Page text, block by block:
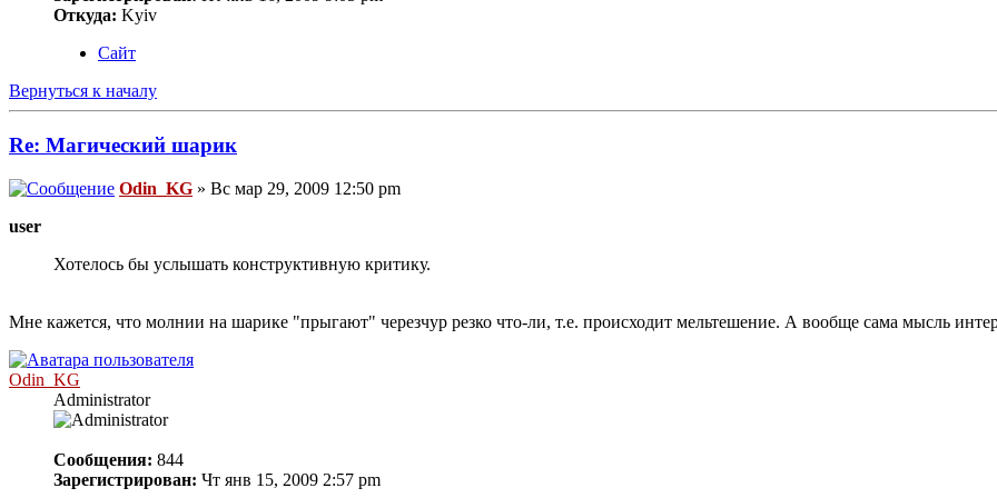
Откуда: Kyiv
Сайт
Вернуться к началу
Re: Магический шарик
Odin_KG » Вс мар 29, 2009 12:50 pm
user
Хотелось бы услышать конструктивную критику.
Мне кажется, что молнии на шарике "прыгают" черезчур резко что-ли, т.е. происходит мельтешение. А вообще сама мысль
Odin_KG
Administrator
Сообщения: 844
Зарегистрирован: Чт янв 15, 2009 2:57 pm